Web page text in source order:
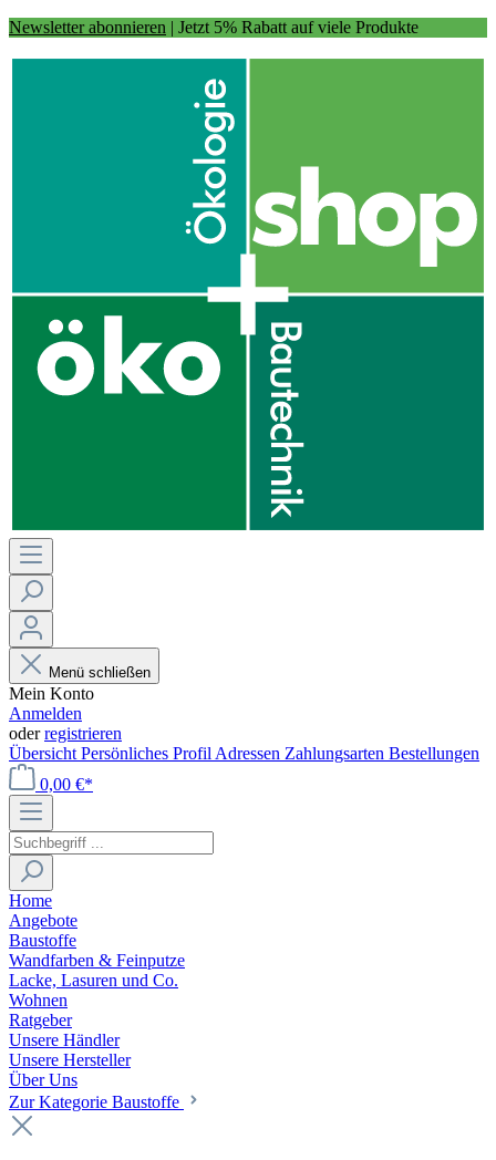
Newsletter abonnieren | Jetzt 5% Rabatt auf viele Produkte
Menü schließen
Mein Konto
Anmelden
oderregistrieren
Übersicht Persönliches Profil Adressen Zahlungsarten Bestellungen
0,00 €*
Home
Angebote
Baustoffe
Wandfarben & Feinputze
Lacke, Lasuren und Co.
Wohnen
Ratgeber
Unsere Händler
Unsere Hersteller
Über Uns
Zur Kategorie Baustoffe